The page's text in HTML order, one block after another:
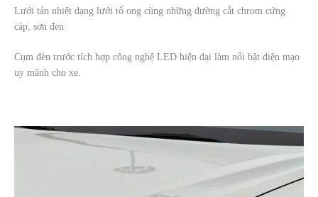
Lưới tản nhiệt dạng lưới tổ ong cùng những đường cắt chrom cứng
cáp, sơn đen
Cụm đèn trước tích hợp công nghệ LED hiện đại làm nổi bật diện mạo
uy mãnh cho xe.